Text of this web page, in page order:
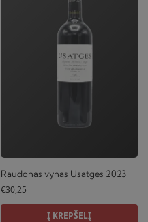
Raudonas vynas Usatges 2023
€30,25
Į KREPŠELĮ